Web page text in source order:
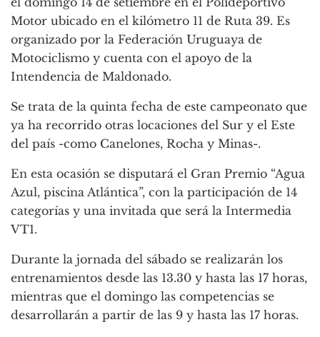
Motor ubicado en el kilómetro 11 de Ruta 39. Es
organizado por la Federación Uruguaya de
Motociclismo y cuenta con el apoyo de la
Intendencia de Maldonado.
Se trata de la quinta fecha de este campeonato que
ya ha recorrido otras locaciones del Sur y el Este
del país -como Canelones, Rocha y Minas-.
En esta ocasión se disputará el Gran Premio “Agua
Azul, piscina Atlántica”, con la participación de 14
categorías y una invitada que será la Intermedia
VT1.
Durante la jornada del sábado se realizarán los
entrenamientos desde las 13.30 y hasta las 17 horas,
mientras que el domingo las competencias se
desarrollarán a partir de las 9 y hasta las 17 horas.